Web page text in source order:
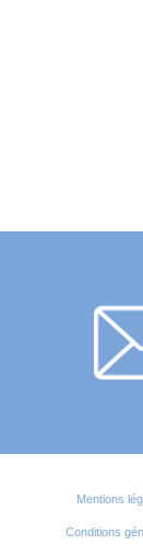
Mentions
Conditions